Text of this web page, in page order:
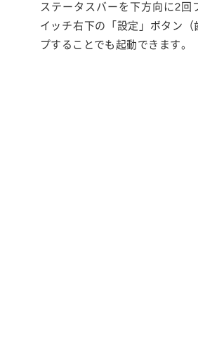
ステータスバーを下方向に2回
イッチ右下の「設定」ボタン
プすることでも起動できます。